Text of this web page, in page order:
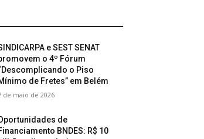
e SEST SENAT
o 4º Fórum
o Piso
de Fretes” em Belém
de maio de 2026
de
BNDES: R$ 10